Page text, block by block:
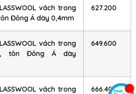
vách trong
Đông Á dày 0,4mm
627.200
vách trong
tôn Đông Á dày
649.600
vách trong
666.400